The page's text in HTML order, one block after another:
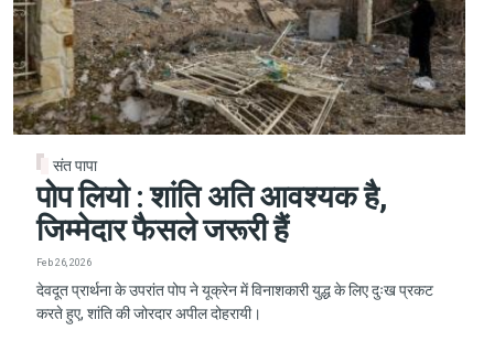
संत पापा
पोप लियो : शांति अति आवश्यक है,
जिम्मेदार फैसले जरूरी हैं
Feb 26, 2026
देवदूत प्रार्थना के उपरांत पोप ने यूक्रेन में विनाशकारी युद्ध के लिए दुःख प्रकट
करते हुए, शांति की जोरदार अपील दोहरायी।